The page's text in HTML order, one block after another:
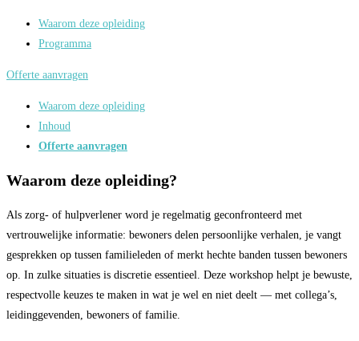
Waarom deze opleiding
Programma
Offerte aanvragen
Waarom deze opleiding
Inhoud
Offerte aanvragen
Waarom deze opleiding?
Als zorg- of hulpverlener word je regelmatig geconfronteerd met
vertrouwelijke informatie: bewoners delen persoonlijke verhalen, je vangt
gesprekken op tussen familieleden of merkt hechte banden tussen bewoners
op. In zulke situaties is discretie essentieel. Deze workshop helpt je bewuste,
respectvolle keuzes te maken in wat je wel en niet deelt — met collega’s,
leidinggevenden, bewoners of familie.